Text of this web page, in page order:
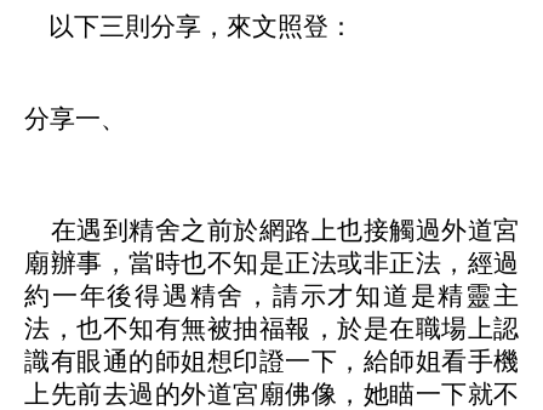
以下三則分享，來文照登：
分享一、
在遇到精舍之前於網路上也接觸過外道宮
廟辦事，當時也不知是正法或非正法，經過
約一年後得遇精舍，請示才知道是精靈主
法，也不知有無被抽福報，於是在職場上認
識有眼通的師姐想印證一下，給師姐看手機
上先前去過的外道宮廟佛像，她瞄一下就不